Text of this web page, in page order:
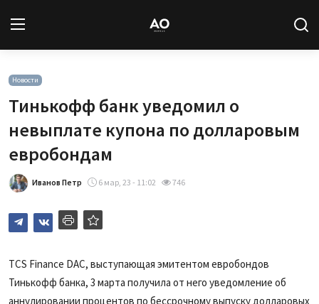
Статьи
Авторы
Архив
База знаний
Новости
Тинькофф банк уведомил о
невыплате купона по долларовым
евробондам
Иванов Петр 6 мар, 23 - 11:02 746
TCS Finance DAC, выступающая эмитентом евробондов
Тинькофф банка, 3 марта получила от него уведомление об
аннулировании процентов по бессрочному выпуску долларовых